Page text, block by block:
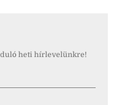
heti hírlevelünkre!